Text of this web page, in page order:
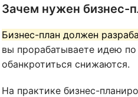
Зачем нужен бизнес-
Бизнес-план должен
вы прорабатываете идею
обанкротиться снижаются.
На практике бизнес-